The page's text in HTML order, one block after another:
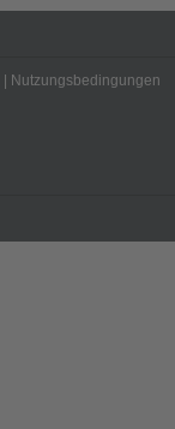
| Nutzungsbedingungen